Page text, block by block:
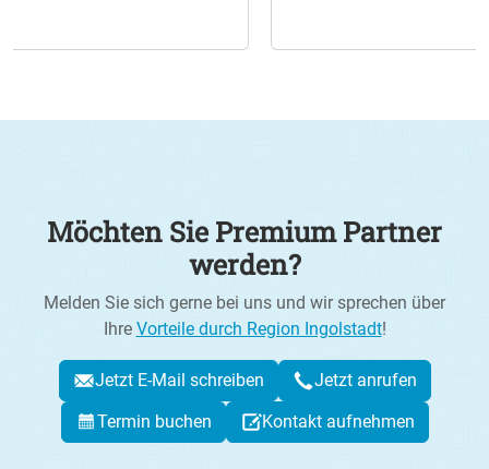
Premium Partner veröffentlicht.
Möchten Sie Premium Partner
werden?
Melden Sie sich gerne bei uns und wir sprechen über
Ihre Vorteile durch Region Ingolstadt!
Jetzt E-Mail schreiben
Jetzt anrufen
Termin buchen
Kontakt aufnehmen